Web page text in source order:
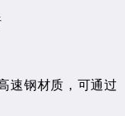
速钢材质，可通过